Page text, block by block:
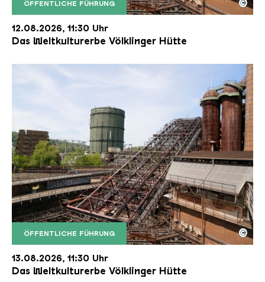
ÖFFENTLICHE FÜHRUNG
Der Erzschrägaufzug der Völklinger Hütte mit
Copyright: Weltkulturerbe Völklinger Hütte | Karl
©
12.08.2026, 11:30 Uhr
Das Weltkulturerbe Völklinger Hütte
ÖFFENTLICHE FÜHRUNG
Der Erzschrägaufzug der Völklinger Hütte mit
Copyright: Weltkulturerbe Völklinger Hütte | Karl
©
13.08.2026, 11:30 Uhr
Das Weltkulturerbe Völklinger Hütte